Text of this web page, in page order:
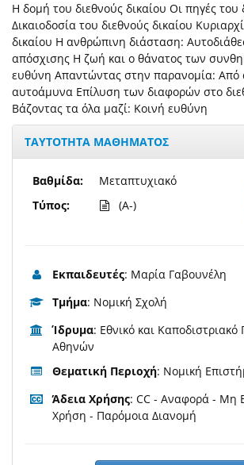
Η δομή του διεθνούς δικαίου Οι πηγές του
Δικαιοδοσία του διεθνούς δικαίου
δικαίου Η ανθρώπινη διάσταση:
απόσχισης Η ζωή και ο θάνατος των
ευθύνη Απαντώντας στην παρανομία: Από
αυτοάμυνα Επίλυση των διαφορών στο
Βάζοντας τα όλα μαζί: Κοινή ευθύνη
ΤΑΥΤΟΤΗΤΑ ΜΑΘΗΜΑΤΟΣ
Βαθμίδα:
Τύπος:
Μεταπτυχιακό
(A-)
Εκπαιδευτές: Μαρία Γαβουνέλη
Τμήμα: Νομική Σχολή
Ίδρυμα: Εθνικό και
Αθηνών
Θεματική Περιοχή: Νομική
Άδεια Χρήσης: CC - Αναφορά - Μη
Χρήση - Παρόμοια Διανομή